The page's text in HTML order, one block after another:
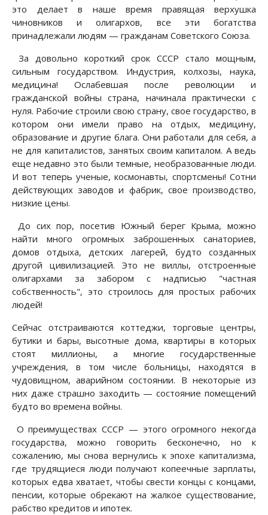
это делает в наше время правящая верхушка
чиновников и олигархов, все эти богатства
принадлежали людям — гражданам Советского Союза.
За довольно короткий срок СССР стало мощным,
сильным государством. Индустрия, колхозы, наука,
медицина! Ослабевшая после революции и
гражданской войны страна, начинала практически с
нуля. Рабочие строили свою страну, свое государство, в
котором они имели право на отдых, медицину,
образование и другие блага. Они работали для себя, а
не для капиталистов, занятых своим капиталом. А ведь
еще недавно это были темные, необразованные люди.
И вот теперь ученые, космонавты, спортсмены! Сотни
действующих заводов и фабрик, свое производство,
низкие цены.
До сих пор, посетив Южный берег Крыма, можно
найти много огромных заброшенных санаториев,
домов отдыха, детских лагерей, будто созданных
другой цивилизацией. Это не виллы, отстроенные
олигархами за забором с надписью "частная
собственность", это строилось для простых рабочих
людей!
Сейчас отстраиваются коттеджи, торговые центры,
бутики и бары, высотные дома, квартиры в которых
стоят миллионы, а многие государственные
учреждения, в том числе больницы, находятся в
чудовищном, аварийном состоянии. В некоторые из
них даже страшно заходить — состояние помещений
будто во времена войны.
О преимуществах СССР — этого огромного некогда
государства, можно говорить бесконечно, но к
сожалению, мы снова вернулись к эпохе капитализма,
где трудящиеся люди получают копеечные зарплаты,
которых едва хватает, чтобы свести концы с концами,
пенсии, которые обрекают на жалкое существование,
рабство кредитов и ипотек.